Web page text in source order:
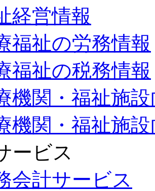
経営情報
福祉の労務情報
福祉の税務情報
機関・福祉施
機関・福祉施
ービス
会計サービス